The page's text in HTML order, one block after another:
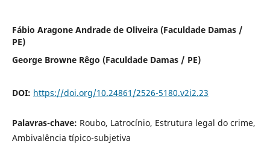
Fábio Aragone Andrade de Oliveira (Faculdade Damas /
PE)
George Browne Rêgo (Faculdade Damas / PE)
DOI: https://doi.org/10.24861/2526-5180.v2i2.23
Palavras-chave: Roubo, Latrocínio, Estrutura legal do crime,
Ambivalência típico-subjetiva